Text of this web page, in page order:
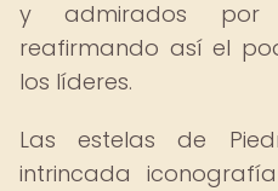
y admirados
reafirmando así el
los líderes.
Las estelas de
intrincada